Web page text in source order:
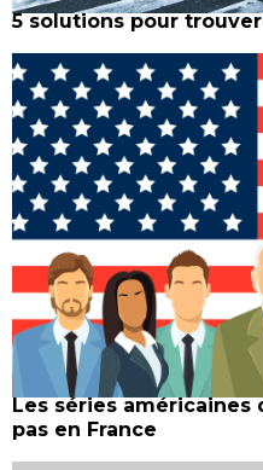
5 solutions pour
Les séries américaines
pas en France